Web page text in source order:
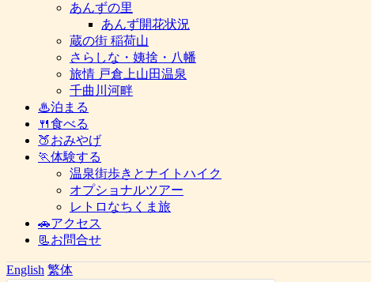
あんずの里
あんず開花状況
蔵の街 稲荷山
さらしな・姨捨・八幡
旅情 戸倉上山田温泉
千曲川河畔
♨泊まる
🍴食べる
🍑おみやげ
🏃体験する
温泉街歩きとナイトハイク
オプショナルツアー
レトロなちくま旅
🚗アクセス
📃お問合せ
English 繁体